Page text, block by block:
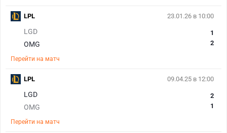
23.01.26 в 10:00
LGD
OMG
1
2
Перейти на матч
LPL
09.04.25 в 12:00
LGD
OMG
2
1
Перейти на матч
LPL